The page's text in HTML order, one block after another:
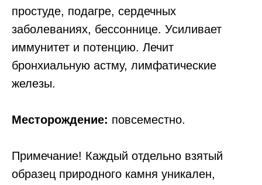
простуде, подагре, сердечных
заболеваниях, бессоннице. Усиливает
иммунитет и потенцию. Лечит
бронхиальную астму, лимфатические
железы.
Месторождение: повсеместно.
Примечание! Каждый отдельно взятый
образец природного камня уникален,